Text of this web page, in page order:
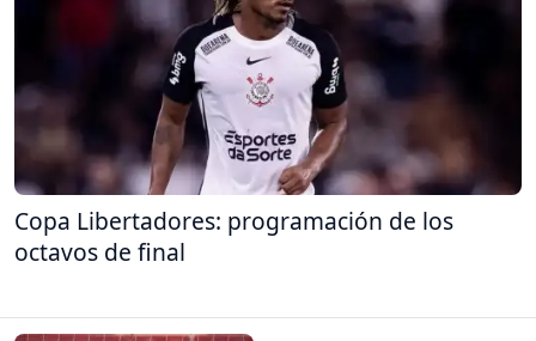
Copa Libertadores: programación de los
octavos de final